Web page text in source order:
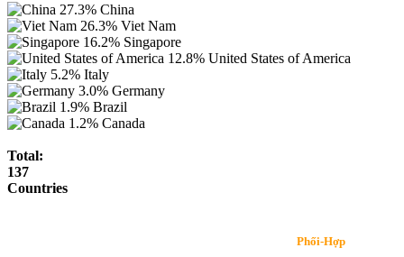
27.3% China
26.3% Viet Nam
16.2% Singapore
12.8% United States of America
5.2% Italy
3.0% Germany
1.9% Brazil
1.2% Canada
Total:
137
Countries
Phối-Hợp